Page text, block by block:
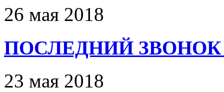
26 мая 2018
ПОСЛЕДНИЙ ЗВОНОК
23 мая 2018